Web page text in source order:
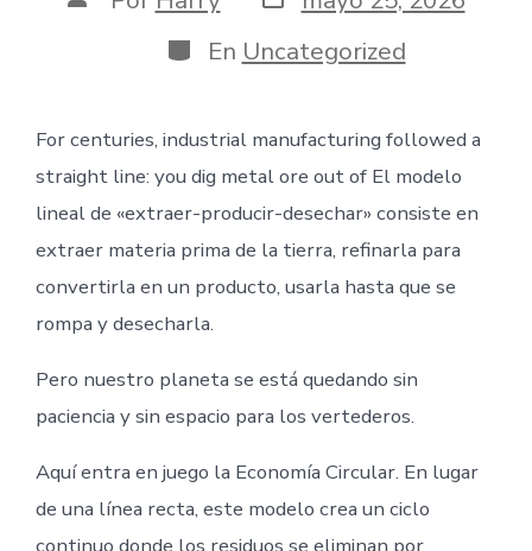
de
publicación
Categorías
En Uncategorized
For centuries, industrial manufacturing followed a
straight line: you dig metal ore out of El modelo
lineal de «extraer-producir-desechar» consiste en
extraer materia prima de la tierra, refinarla para
convertirla en un producto, usarla hasta que se
rompa y desecharla.
Pero nuestro planeta se está quedando sin
paciencia y sin espacio para los vertederos.
Aquí entra en juego la Economía Circular. En lugar
de una línea recta, este modelo crea un ciclo